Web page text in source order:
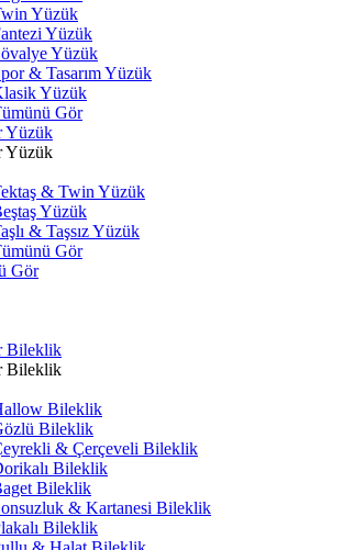
Yüzük
Yüzük
Yüzük
& Tasarım Yüzük
Yüzük
Gör
Yüzük
Yüzük
& Twin Yüzük
Yüzük
& Taşsız Yüzük
Gör
Gör
Bileklik
Bileklik
Bileklik
Bileklik
& Çerçeveli Bileklik
Bileklik
Bileklik
& Kartanesi Bileklik
Bileklik